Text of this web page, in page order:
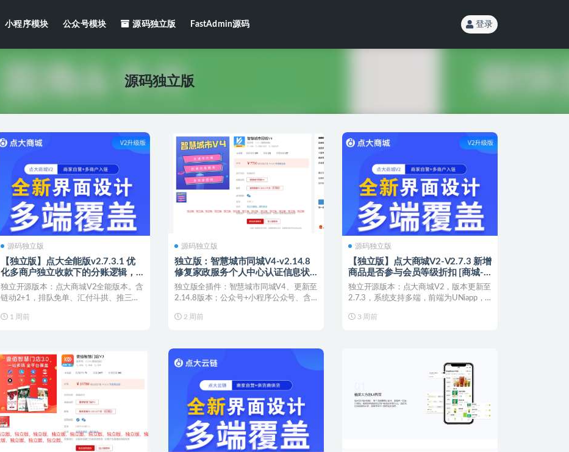
小程序模块 公众号模块 源码独立版 FastAdmin源码 登录
源码独立版
源码独立版
【独立版】点大全能版v2.7.3.1 优
化多商户独立收款下的分账逻辑，
多商户分账给平台，平台发放佣金
给分销商
独立开源版本：点大商城V2全能版本。含
链动2+1，排队免单、汇付斗拱、推三返
1 周前
源码独立版
独立版：智慧城市同城V4-v2.14.8
修复家政服务个人中心认证信息状
态不准确的问题
独立版全插件：智慧城市同城V4、更新至
2.14.8版本；公众号+小程序公众号、含
2 周前
源码独立版
【独立版】点大商城V2-V2.7.3 新增
商品是否参与会员等级折扣 [商城-
系统设置]
独立开源版本：点大商城V2，版本更新至
2.7.3，系统支持多端，前端为UNiapp，
3 周前